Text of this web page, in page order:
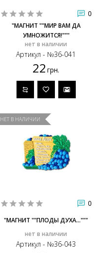
0
"МАГНИТ ""МИР ВАМ ДА
УМНОЖИТСЯ!"""
нет в наличии
Артикул - №36-041
22 грн.
НЕТ В НАЛИЧИИ
0
"МАГНИТ ""ПЛОДЫ ДУХА..."""
нет в наличии
Артикул - №36-043